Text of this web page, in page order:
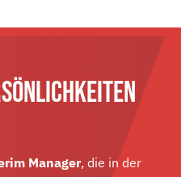
Manager, die in der